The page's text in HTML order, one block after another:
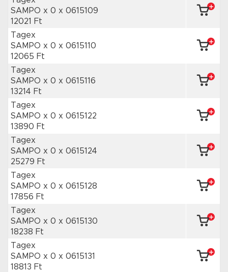
SAMPO x 0 x 0615109
12021 Ft
Tagex
SAMPO x 0 x 0615110
12065 Ft
Tagex
SAMPO x 0 x 0615116
13214 Ft
Tagex
SAMPO x 0 x 0615122
13890 Ft
Tagex
SAMPO x 0 x 0615124
25279 Ft
Tagex
SAMPO x 0 x 0615128
17856 Ft
Tagex
SAMPO x 0 x 0615130
18238 Ft
Tagex
SAMPO x 0 x 0615131
18813 Ft